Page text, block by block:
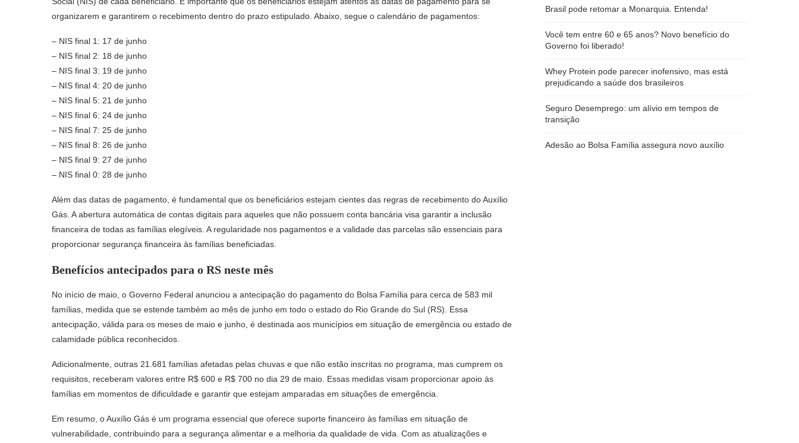
organizarem e garantirem o recebimento dentro do prazo estipulado. Abaixo, segue o calendário de pagamentos:
– NIS final 1: 17 de junho
– NIS final 2: 18 de junho
– NIS final 3: 19 de junho
– NIS final 4: 20 de junho
– NIS final 5: 21 de junho
– NIS final 6: 24 de junho
– NIS final 7: 25 de junho
– NIS final 8: 26 de junho
– NIS final 9: 27 de junho
– NIS final 0: 28 de junho
Além das datas de pagamento, é fundamental que os beneficiários estejam cientes das regras de recebimento do Auxílio
Gás. A abertura automática de contas digitais para aqueles que não possuem conta bancária visa garantir a inclusão
financeira de todas as famílias elegíveis. A regularidade nos pagamentos e a validade das parcelas são essenciais para
proporcionar segurança financeira às famílias beneficiadas.
Benefícios antecipados para o RS neste mês
No início de maio, o Governo Federal anunciou a antecipação do pagamento do Bolsa Família para cerca de 583 mil
famílias, medida que se estende também ao mês de junho em todo o estado do Rio Grande do Sul (RS). Essa
antecipação, válida para os meses de maio e junho, é destinada aos municípios em situação de emergência ou estado de
calamidade pública reconhecidos.
Adicionalmente, outras 21.681 famílias afetadas pelas chuvas e que não estão inscritas no programa, mas cumprem os
requisitos, receberam valores entre R$ 600 e R$ 700 no dia 29 de maio. Essas medidas visam proporcionar apoio às
famílias em momentos de dificuldade e garantir que estejam amparadas em situações de emergência.
Em resumo, o Auxílio Gás é um programa essencial que oferece suporte financeiro às famílias em situação de
vulnerabilidade, contribuindo para a segurança alimentar e a melhoria da qualidade de vida. Com as atualizações e
Brasil pode retomar a Monarquia. Entenda!
Você tem entre 60 e 65 anos? Novo benefício do
Governo foi liberado!
Whey Protein pode parecer inofensivo, mas está
prejudicando a saúde dos brasileiros
Seguro Desemprego: um alívio em tempos de
transição
Adesão ao Bolsa Família assegura novo auxílio